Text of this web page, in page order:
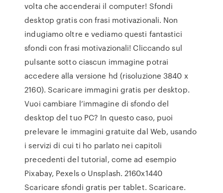
volta che accenderai il computer! Sfondi
desktop gratis con frasi motivazionali. Non
indugiamo oltre e vediamo questi fantastici
sfondi con frasi motivazionali! Cliccando sul
pulsante sotto ciascun immagine potrai
accedere alla versione hd (risoluzione 3840 x
2160). Scaricare immagini gratis per desktop.
Vuoi cambiare l’immagine di sfondo del
desktop del tuo PC? In questo caso, puoi
prelevare le immagini gratuite dal Web, usando
i servizi di cui ti ho parlato nei capitoli
precedenti del tutorial, come ad esempio
Pixabay, Pexels o Unsplash. 2160x1440
Scaricare sfondi gratis per tablet. Scaricare.